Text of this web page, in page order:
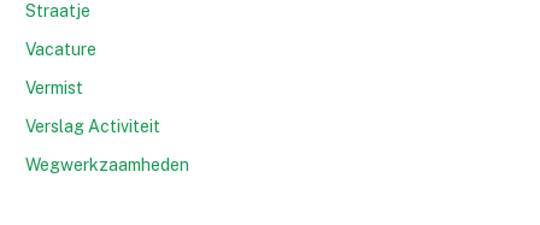
Straatje
Vacature
Vermist
Verslag Activiteit
Wegwerkzaamheden